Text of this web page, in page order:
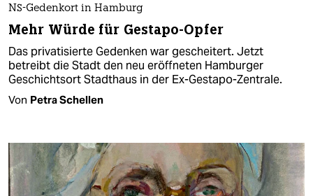
NS-Gedenkort in Hamburg
Mehr Würde für Gestapo-Opfer
Das privatisierte Gedenken war gescheitert. Jetzt
betreibt die Stadt den neu eröffneten Hamburger
Geschichtsort Stadthaus in der Ex-Gestapo-Zentrale.
Von Petra Schellen